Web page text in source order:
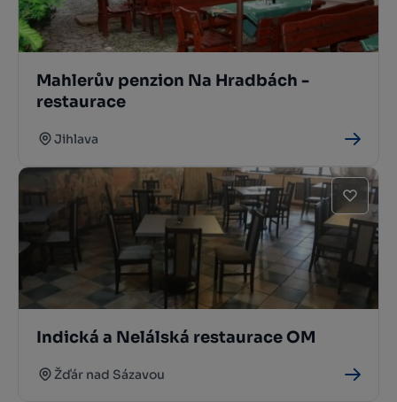
Mahlerův penzion Na Hradbách -
restaurace
Jihlava
Indická a Nelálská restaurace OM
Žďár nad Sázavou